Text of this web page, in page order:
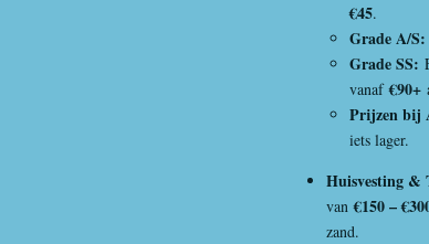
€45.
Grade A/S:
Grade SS:
vanaf €90+
Prijzen bij
iets lager.
Huisvesting &
van €150 –
zand.